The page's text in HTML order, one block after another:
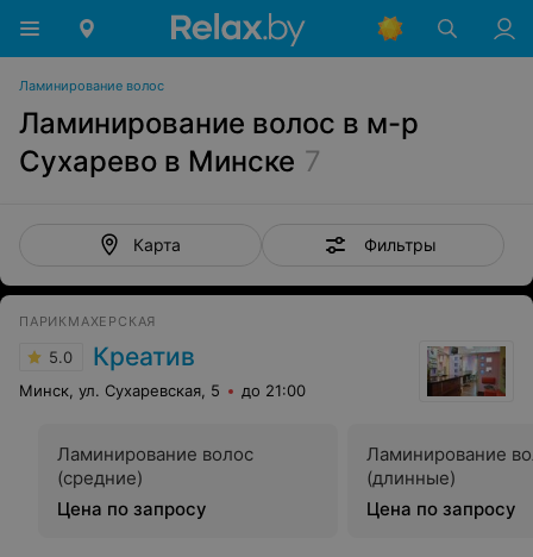
Ламинирование волос
Ламинирование волос в м-р
Сухарево в Минске 7
Карта Фильтры
ПАРИКМАХЕРСКАЯ
5.0 Креатив
Минск, ул. Сухаревская, 5 до 21:00
Ламинирование волос
(средние)
Цена по запросу
Ламинирование
(длинные)
Цена по запросу